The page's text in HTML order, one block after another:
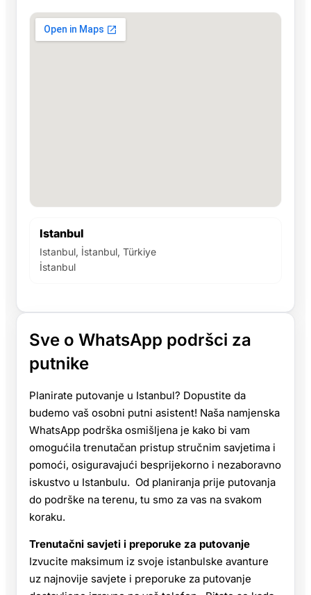
Istanbul
Istanbul, İstanbul, Türkiye
İstanbul
Sve o WhatsApp podršci za
putnike
Planirate putovanje u Istanbul? Dopustite da
budemo vaš osobni putni asistent! Naša namjenska
WhatsApp podrška osmišljena je kako bi vam
omogućila trenutačan pristup stručnim savjetima i
pomoći, osiguravajući besprijekorno i nezaboravno
iskustvo u Istanbulu. Od planiranja prije putovanja
do podrške na terenu, tu smo za vas na svakom
koraku.
Trenutačni savjeti i preporuke za putovanje
Izvucite maksimum iz svoje istanbulske avanture
uz najnovije savjete i preporuke za putovanje